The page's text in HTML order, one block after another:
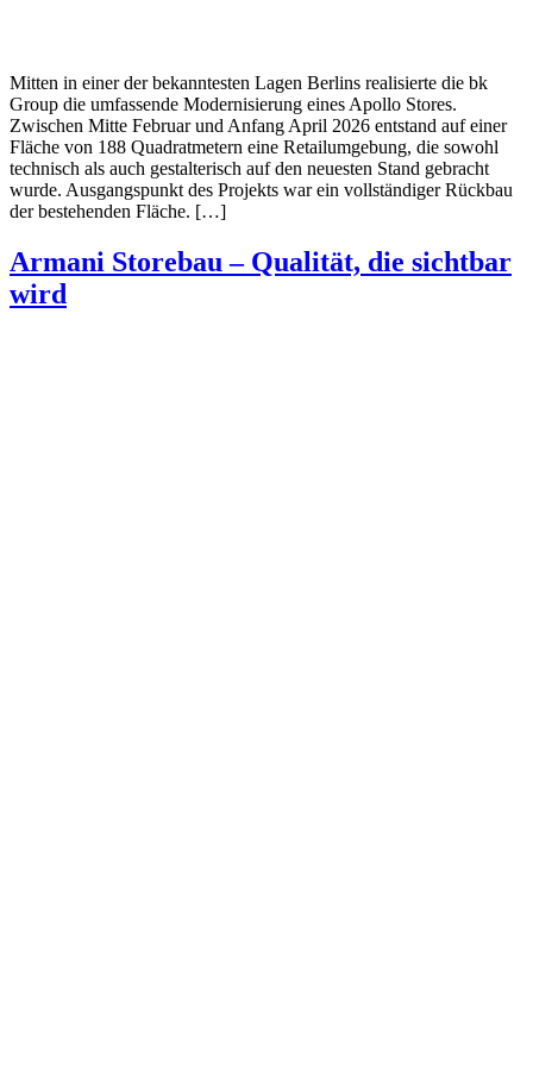
Mitten in einer der bekanntesten Lagen Berlins realisierte die bk
Group die umfassende Modernisierung eines Apollo Stores.
Zwischen Mitte Februar und Anfang April 2026 entstand auf einer
Fläche von 188 Quadratmetern eine Retailumgebung, die sowohl
technisch als auch gestalterisch auf den neuesten Stand gebracht
wurde. Ausgangspunkt des Projekts war ein vollständiger Rückbau
der bestehenden Fläche. […]
Armani Storebau – Qualität, die sichtbar
wird